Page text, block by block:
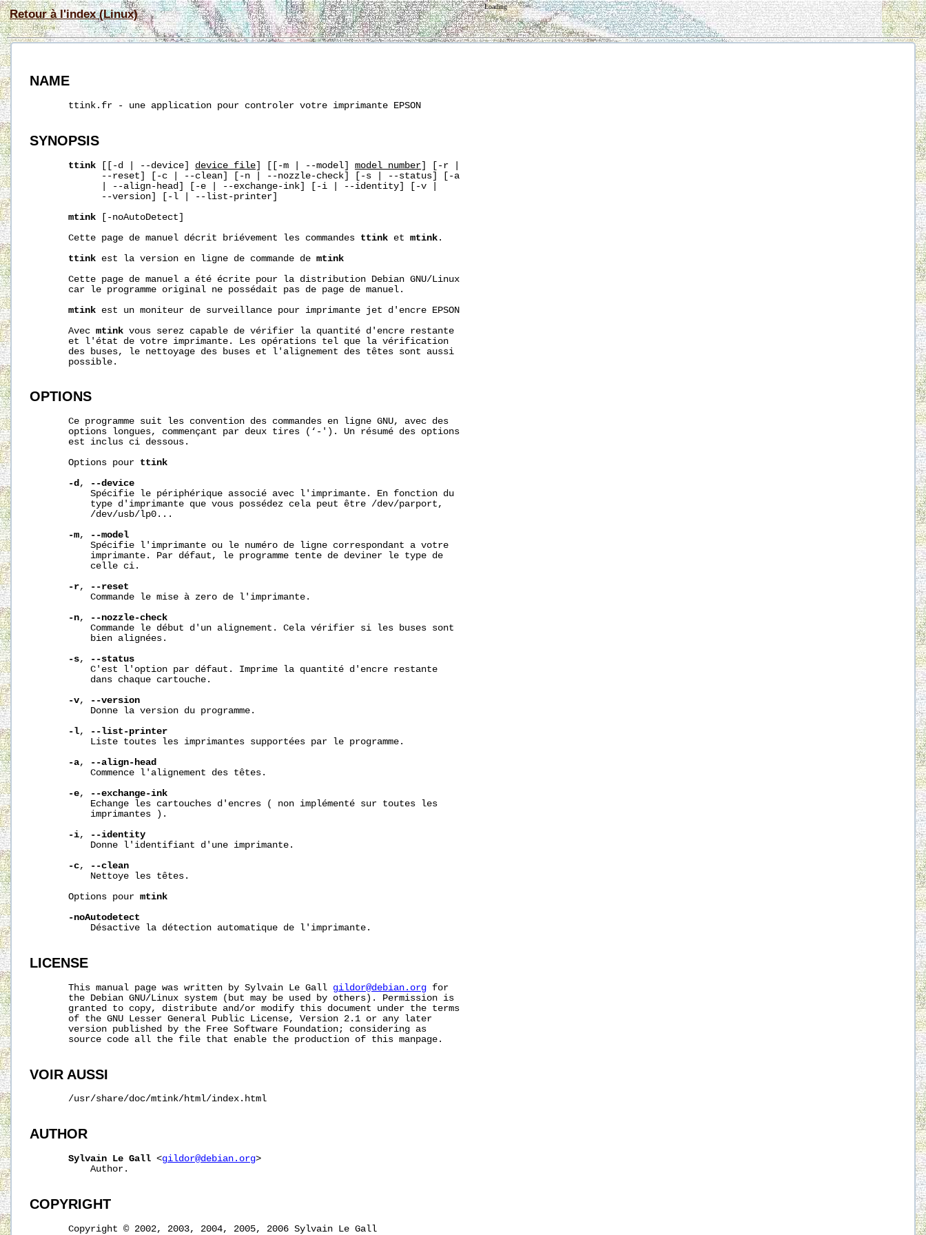
Retour à l'index (Linux)
Loading
NAME
       ttink.fr - une application pour controler votre imprimante EPSON
SYNOPSIS
ttink [[-d | --device] device_file] [[-m | --model] model_number] [-r |
             --reset] [-c | --clean] [-n | --nozzle-check] [-s | --status] [-a
             | --align-head] [-e | --exchange-ink] [-i | --identity] [-v |
             --version] [-l | --list-printer]
mtink [-noAutoDetect]
       Cette page de manuel décrit briévement les commandes
ttink et mtink .
ttink est la version en ligne de commande de mtink
       Cette page de manuel a été écrite pour la distribution Debian GNU/Linux
       car le programme original ne possédait pas de page de manuel.
mtink est un moniteur de surveillance pour imprimante jet d'encre EPSON
       Avec
mtink vous serez capable de vérifier la quantité d'encre restante
       et l'état de votre imprimante. Les opérations tel que la vérification
       des buses, le nettoyage des buses et l'alignement des têtes sont aussi
       possible.
OPTIONS
       Ce programme suit les convention des commandes en ligne GNU, avec des
       options longues, commençant par deux tires (‘-'). Un résumé des options
       est inclus ci dessous.
       Options pour
ttink
-d,
--device
           Spécifie le périphérique associé avec l'imprimante. En fonction du
           type d'imprimante que vous possédez cela peut être /dev/parport,
           /dev/usb/lp0...
-m,
--model
           Spécifie l'imprimante ou le numéro de ligne correspondant a votre
           imprimante. Par défaut, le programme tente de deviner le type de
           celle ci.
-r,
--reset
           Commande le mise à zero de l'imprimante.
-n,
--nozzle-check
           Commande le début d'un alignement. Cela vérifier si les buses sont
           bien alignées.
-s,
--status
           C'est l'option par défaut. Imprime la quantité d'encre restante
           dans chaque cartouche.
-v,
--version
           Donne la version du programme.
-l,
--list-printer
           Liste toutes les imprimantes supportées par le programme.
-a,
--align-head
           Commence l'alignement des têtes.
-e,
--exchange-ink
           Echange les cartouches d'encres ( non implémenté sur toutes les
           imprimantes ).
-i,
--identity
           Donne l'identifiant d'une imprimante.
-c,
--clean
           Nettoye les têtes.
       Options pour
mtink
-noAutodetect
           Désactive la détection automatique de l'imprimante.
LICENSE
       This manual page was written by Sylvain Le Gall
gildor@debian.org for
       the Debian GNU/Linux system (but may be used by others). Permission is
       granted to copy, distribute and/or modify this document under the terms
       of the GNU Lesser General Public License, Version 2.1 or any later
       version published by the Free Software Foundation; considering as
       source code all the file that enable the production of this manpage.
VOIR AUSSI
       /usr/share/doc/mtink/html/index.html
AUTHOR
Sylvain Le Gall <gildor@debian.org>
           Author.
COPYRIGHT
       Copyright © 2002, 2003, 2004, 2005, 2006 Sylvain Le Gall